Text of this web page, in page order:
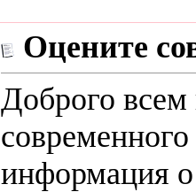
Оцените
Доброго
информация